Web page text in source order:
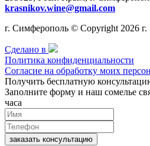
krasnikov.wine@gmail.com
г. Симферополь © Copyright 2026 г.
Сделано в
Политика конфиденциальности
Согласие на обработку моих
Получить бесплатную
Заполните форму и наш сомелье
часа
заказать консультацию